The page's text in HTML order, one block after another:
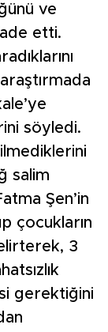
ve
etti.
söyledi.
salim
Şen’in
çocukların
3
gerektiğini